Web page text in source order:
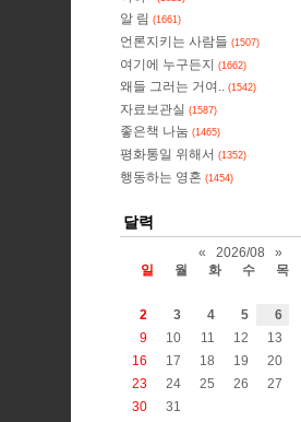
알 림 (1661)
언론지키는 사람들 (1507)
여기에 누구든지 (1662)
왜들 그러는 거여.. (1542)
자료보관실 (1587)
좋은책 나눔 (1465)
평화통일 위해서 (1352)
행동하는 영혼 (1454)
달력
« 2026/08
»
일
월 화 수 목
2
3 4 5 6
9
10 11 12 13
16
17 18 19 20
23
24 25 26 27
30
31